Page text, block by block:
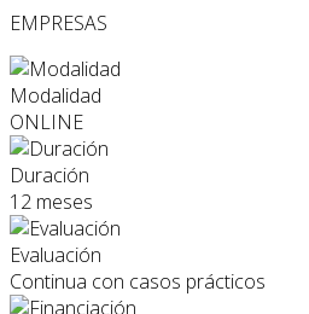
EMPRESAS
Modalidad
ONLINE
Duración
12 meses
Evaluación
Continua con casos prácticos